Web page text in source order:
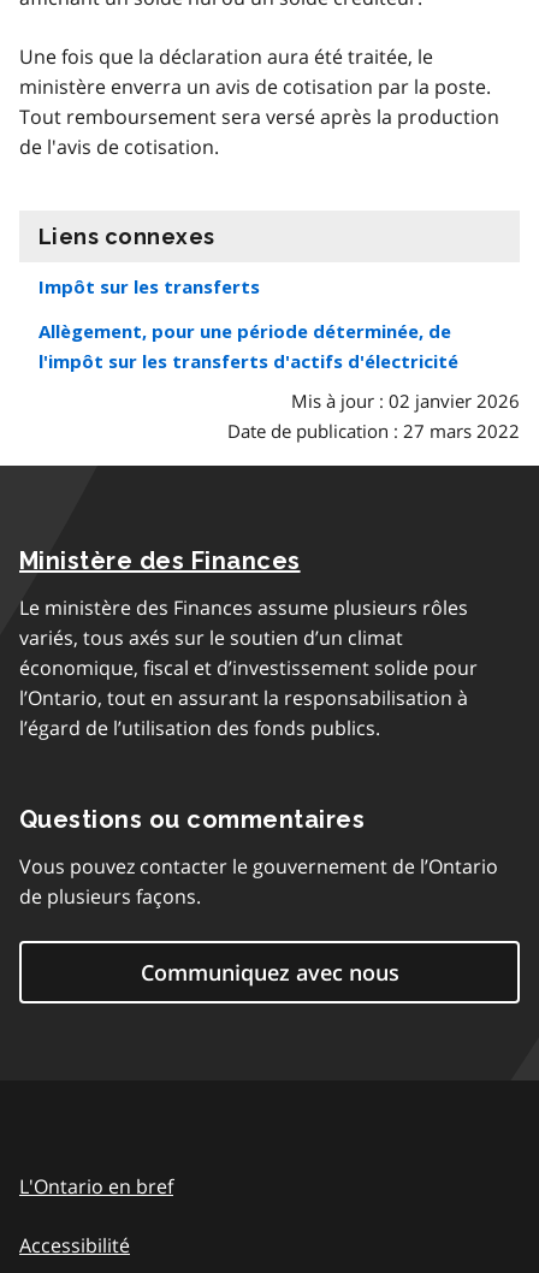
Une fois que la déclaration aura été traitée, le
ministère enverra un avis de cotisation par la poste.
Tout remboursement sera versé après la production
de l'avis de cotisation.
Liens connexes
Impôt sur les transferts
Allègement, pour une période déterminée, de
l'impôt sur les transferts d'actifs d'électricité
Mis à jour : 02 janvier 2026
Date de publication : 27 mars 2022
Ministère des Finances
Le ministère des Finances assume plusieurs rôles
variés, tous axés sur le soutien d’un climat
économique, fiscal et d’investissement solide pour
l’Ontario, tout en assurant la responsabilisation à
l’égard de l’utilisation des fonds publics.
Questions ou commentaires
Vous pouvez contacter le gouvernement de l’Ontario
de plusieurs façons.
Communiquez avec nous
L'Ontario en bref
Accessibilité